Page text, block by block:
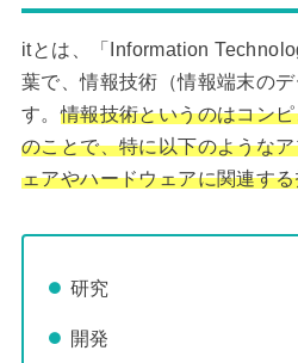
itとは、「Information
葉で、情報技術（情報端末の
す。情報技術というのはコン
のことで、特に以下のような
ェアやハードウェアに関連す
研究
開発